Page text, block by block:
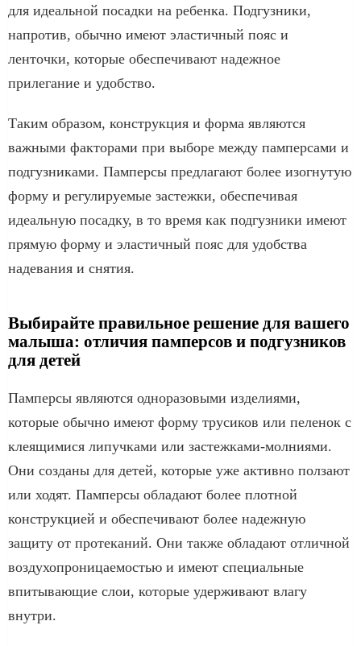
для идеальной посадки на ребенка. Подгузники,
напротив, обычно имеют эластичный пояс и
ленточки, которые обеспечивают надежное
прилегание и удобство.
Таким образом, конструкция и форма являются
важными факторами при выборе между памперсами и
подгузниками. Памперсы предлагают более изогнутую
форму и регулируемые застежки, обеспечивая
идеальную посадку, в то время как подгузники имеют
прямую форму и эластичный пояс для удобства
надевания и снятия.
Выбирайте правильное решение для вашего
малыша: отличия памперсов и подгузников
для детей
Памперсы являются одноразовыми изделиями,
которые обычно имеют форму трусиков или пеленок с
клеящимися липучками или застежками-молниями.
Они созданы для детей, которые уже активно ползают
или ходят. Памперсы обладают более плотной
конструкцией и обеспечивают более надежную
защиту от протеканий. Они также обладают отличной
воздухопроницаемостью и имеют специальные
впитывающие слои, которые удерживают влагу
внутри.